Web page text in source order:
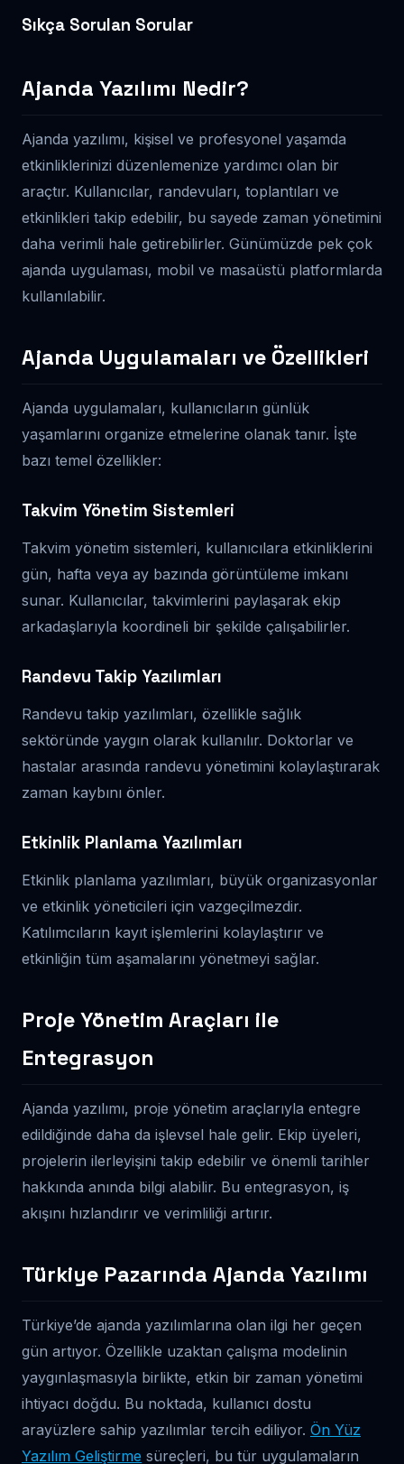
Sıkça Sorulan Sorular
Ajanda Yazılımı Nedir?
Ajanda yazılımı, kişisel ve profesyonel yaşamda
etkinliklerinizi düzenlemenize yardımcı olan bir
araçtır. Kullanıcılar, randevuları, toplantıları ve
etkinlikleri takip edebilir, bu sayede zaman yönetimini
daha verimli hale getirebilirler. Günümüzde pek çok
ajanda uygulaması, mobil ve masaüstü platformlarda
kullanılabilir.
Ajanda Uygulamaları ve Özellikleri
Ajanda uygulamaları, kullanıcıların günlük
yaşamlarını organize etmelerine olanak tanır. İşte
bazı temel özellikler:
Takvim Yönetim Sistemleri
Takvim yönetim sistemleri, kullanıcılara etkinliklerini
gün, hafta veya ay bazında görüntüleme imkanı
sunar. Kullanıcılar, takvimlerini paylaşarak ekip
arkadaşlarıyla koordineli bir şekilde çalışabilirler.
Randevu Takip Yazılımları
Randevu takip yazılımları, özellikle sağlık
sektöründe yaygın olarak kullanılır. Doktorlar ve
hastalar arasında randevu yönetimini kolaylaştırarak
zaman kaybını önler.
Etkinlik Planlama Yazılımları
Etkinlik planlama yazılımları, büyük organizasyonlar
ve etkinlik yöneticileri için vazgeçilmezdir.
Katılımcıların kayıt işlemlerini kolaylaştırır ve
etkinliğin tüm aşamalarını yönetmeyi sağlar.
Proje Yönetim Araçları ile
Entegrasyon
Ajanda yazılımı, proje yönetim araçlarıyla entegre
edildiğinde daha da işlevsel hale gelir. Ekip üyeleri,
projelerin ilerleyişini takip edebilir ve önemli tarihler
hakkında anında bilgi alabilir. Bu entegrasyon, iş
akışını hızlandırır ve verimliliği artırır.
Türkiye Pazarında Ajanda Yazılımı
Türkiye’de ajanda yazılımlarına olan ilgi her geçen
gün artıyor. Özellikle uzaktan çalışma modelinin
yaygınlaşmasıyla birlikte, etkin bir zaman yönetimi
ihtiyacı doğdu. Bu noktada, kullanıcı dostu
arayüzlere sahip yazılımlar tercih ediliyor. Ön Yüz
Yazılım Geliştirme süreçleri, bu tür uygulamaların